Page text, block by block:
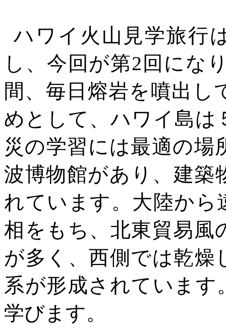
ハワイ火山見学旅行
し、今回が第2回にな
間、毎日熔岩を噴出
めとして、ハワイ島は
災の学習には最適の場
波博物館があり、建築
れています。大陸から
相をもち、北東貿易風
が多く、西側では乾燥
系が形成されています
学びます。